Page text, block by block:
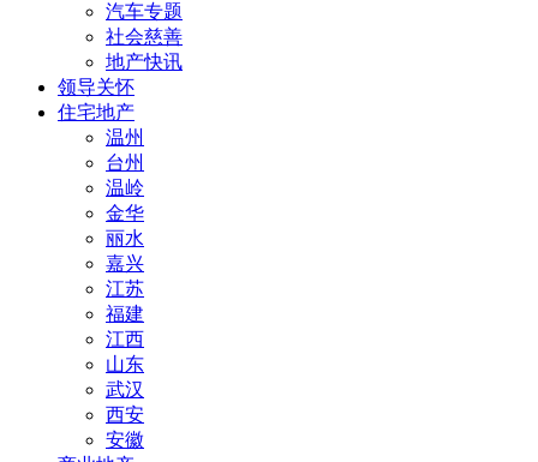
汽车专题
社会慈善
地产快讯
领导关怀
住宅地产
温州
台州
温岭
金华
丽水
嘉兴
江苏
福建
江西
山东
武汉
西安
安徽